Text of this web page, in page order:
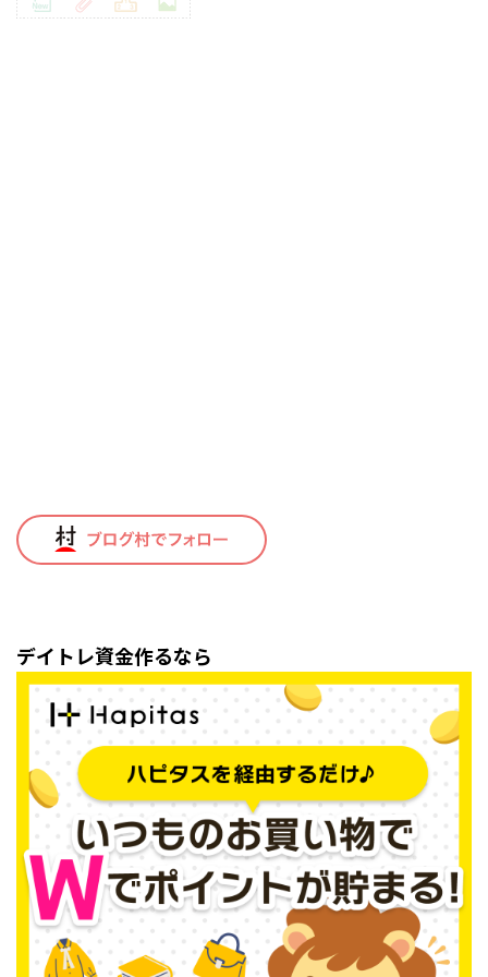
デイトレ資金作るなら